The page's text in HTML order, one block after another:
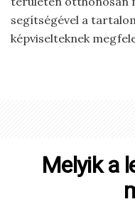
segítségével a
képviselteknek
Melyik a